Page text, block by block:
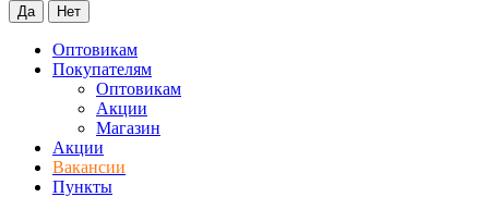
Да Нет
Оптовикам
Покупателям
Оптовикам
Акции
Магазин
Акции
Вакансии
Пункты